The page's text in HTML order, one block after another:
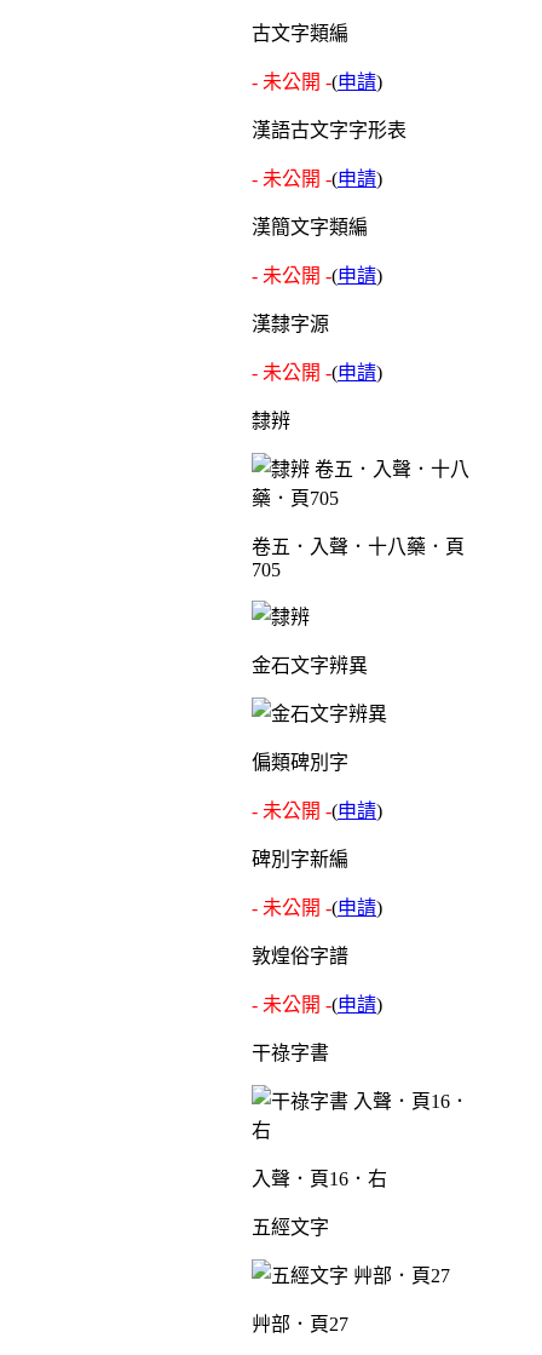
古文字類編
- 未公開 -(申請)
漢語古文字字形表
- 未公開 -(申請)
漢簡文字類編
- 未公開 -(申請)
漢隸字源
- 未公開 -(申請)
隸辨
卷五．入聲．十八藥．頁
705
金石文字辨異
偏類碑別字
- 未公開 -(申請)
碑別字新編
- 未公開 -(申請)
敦煌俗字譜
- 未公開 -(申請)
干祿字書
入聲．頁16．右
五經文字
艸部．頁27